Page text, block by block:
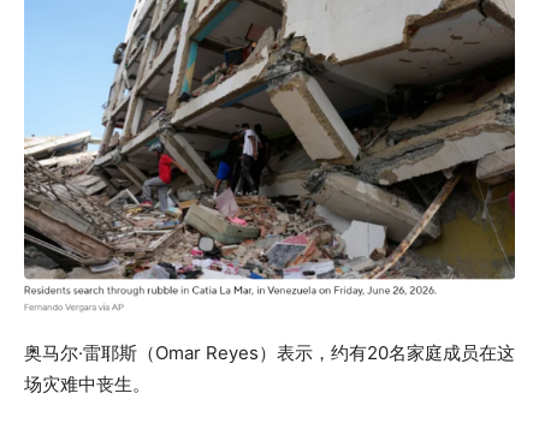
奥马尔·雷耶斯（Omar Reyes）表示，约有20名家庭成员在这
场灾难中丧生。